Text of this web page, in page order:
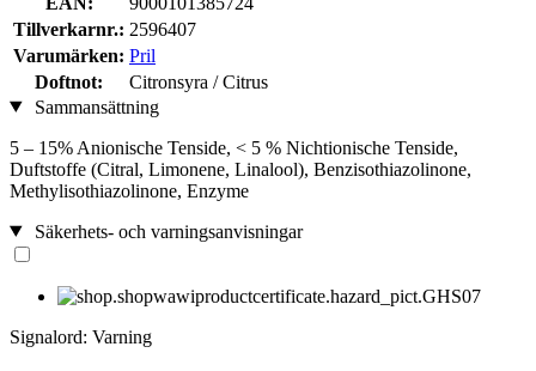
Tillverkarnr.: 2596407
Varumärken: Pril
Doftnot:
Citronsyra / Citrus
Sammansättning
5 – 15% Anionische Tenside, < 5 % Nichtionische Tenside,
Duftstoffe (Citral, Limonene, Linalool), Benzisothiazolinone,
Methylisothiazolinone, Enzyme
Säkerhets- och varningsanvisningar
Signalord: Varning